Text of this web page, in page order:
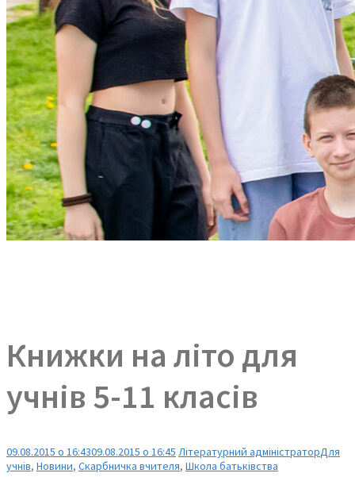
Книжки на літо для
учнів 5-11 класів
09.08.2015 о 16:4309.08.2015 о 16:45 Літературний адміністраторДля
учнів, Новини, Скарбничка вчителя, Школа батьківства